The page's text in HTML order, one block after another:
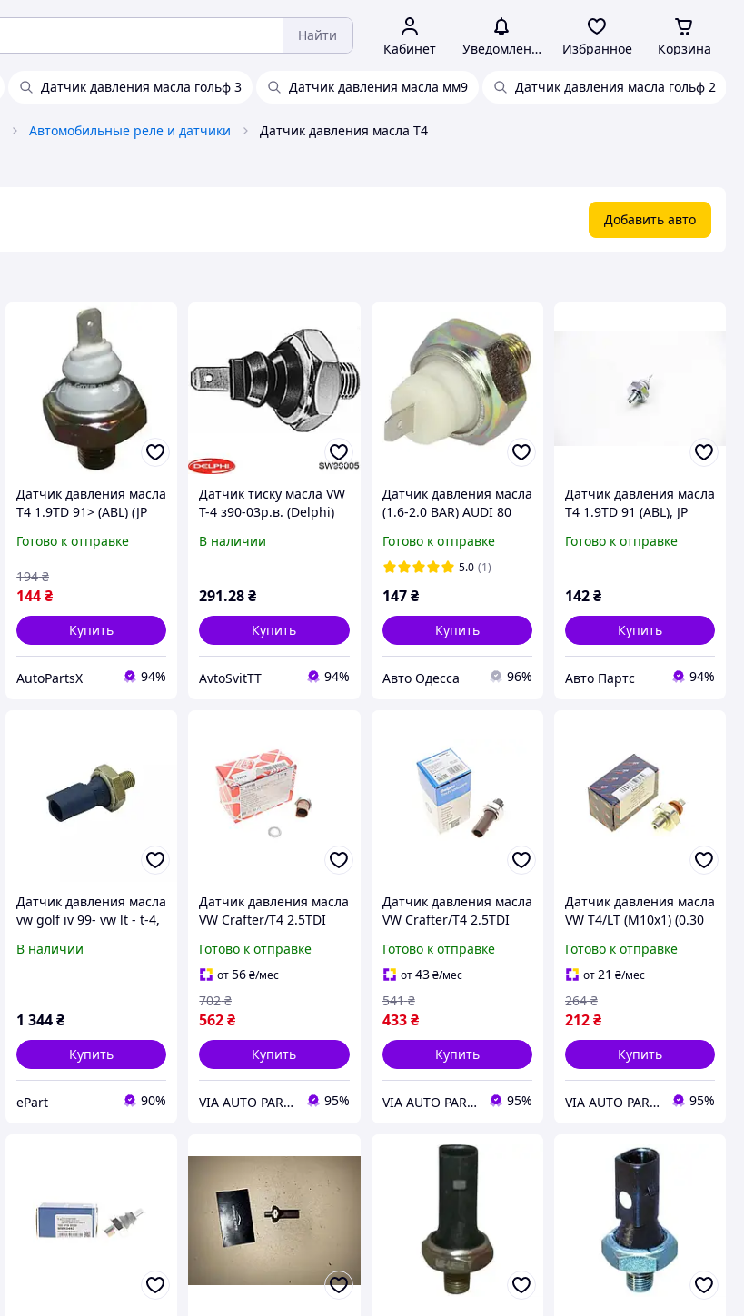
Найти
Кабинет Уведомления Избранное Корзина
Датчик давления масла гольф 3 Датчик давления масла мм9 Датчик давления масла гольф 2
Автомобильные реле и датчики Датчик давления масла T4
Добавить авто
Датчик давления масла
T4 1.9TD 91> (ABL) (JP
Готово к отправке
144₴
194 ₴
Купить
AutoPartsX 94%
Датчик тиску масла VW
T-4 з90-03р.в. (Delphi)
В наличии
291.28₴
Купить
AvtoSvitTT 94%
Датчик давления масла
(1.6-2.0 BAR) AUDI 80
LT T2 T3 T4 VENTO GOLF
2 GOLF 3
Готово к отправке
5.0 (1)
147 ₴
Купить
Авто Одесса 96%
Датчик давления масла
T4 1.9TD 91 (ABL), JP
Готово к отправке
142₴
Купить
Авто Партс 94%
Датчик давления масла
vw golf iv 99- vw lt - t-4,
028919081j
В наличии
1 344₴
Купить
ePart 90%
Датчик давления масла
VW Crafter/T4 2.5TDI
BILSTEIN
Готово к отправке
от56₴/мес
562₴
702 ₴
Купить
VIA AUTO PARTS MARKET 95%
Датчик давления масла
VW Crafter/T4 2.5TDI
Готово к отправке
от43 ₴/мес
433 ₴
541 ₴
Купить
VIA AUTO PARTS MARKET 95%
Датчик давления масла
VW T4/LT (M10x1) (0.30
Готово к отправке
от21 ₴/мес
212₴
264 ₴
Купить
VIA AUTO PARTS MARKET 95%